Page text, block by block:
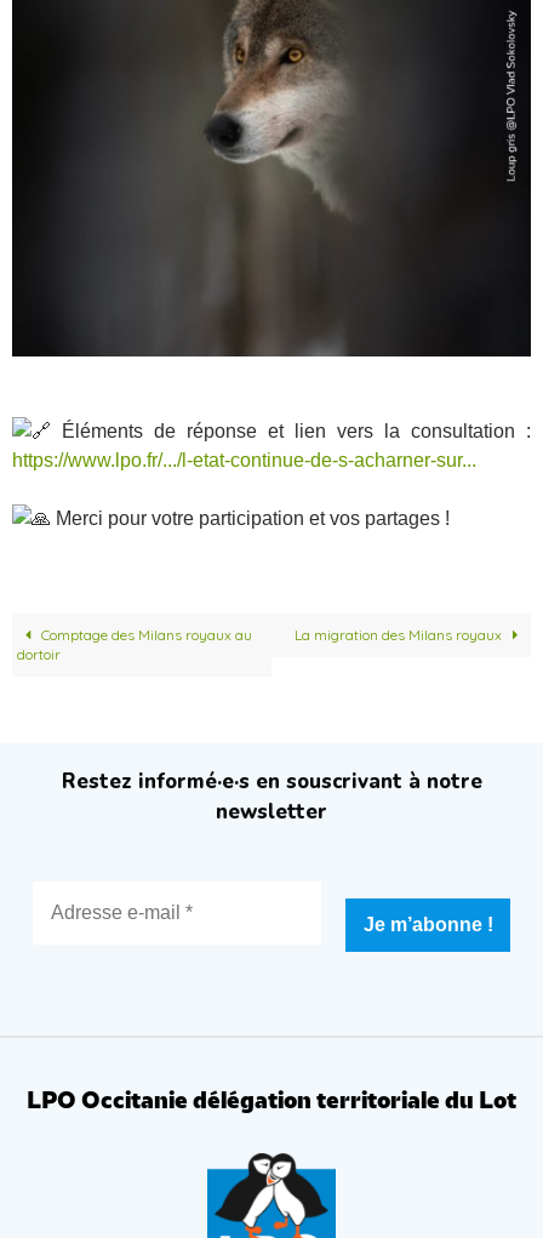
Éléments de réponse et lien vers la consultation :
https://www.lpo.fr/.../l-etat-continue-de-s-acharner-sur...
Merci pour votre participation et vos partages !
Comptage des Milans royaux au
dortoir
La migration des Milans royaux
Restez informé·e·s en souscrivant à notre
newsletter
LPO Occitanie délégation territoriale du Lot